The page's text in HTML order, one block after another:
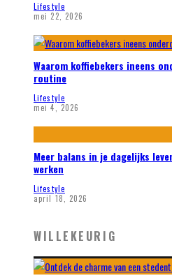
Lifestyle
mei 22, 2026
Waarom koffiebekers ineens
routine
Lifestyle
mei 4, 2026
Meer balans in je dagelijks
werken
Lifestyle
april 18, 2026
WILLEKEURIG